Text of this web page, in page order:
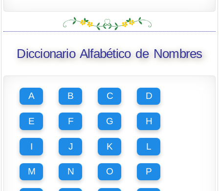
Diccionario Alfabético de Nombres
A B C D
E F G H
I J K L
M N O P